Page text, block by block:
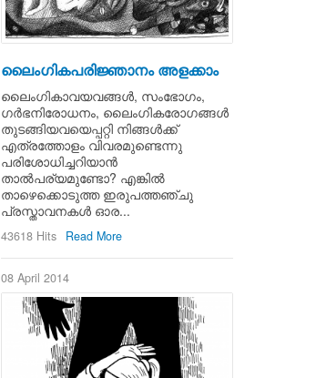
ലൈംഗികപരിജ്ഞാനം അളക്കാം
ലൈംഗികാവയവങ്ങള്‍, സംഭോഗം,
ഗര്‍ഭനിരോധനം, ലൈംഗികരോഗങ്ങള്‍
തുടങ്ങിയവയെപ്പറ്റി നിങ്ങള്‍ക്ക്
എത്രത്തോളം വിവരമുണ്ടെന്നു
പരിശോധിച്ചറിയാന്‍
താല്‍പര്യമുണ്ടോ? എങ്കില്‍
താഴെക്കൊടുത്ത ഇരുപത്തഞ്ചു
പ്രസ്താവനകള്‍ ഓര...
43618 Hits Read More
08 April 2014